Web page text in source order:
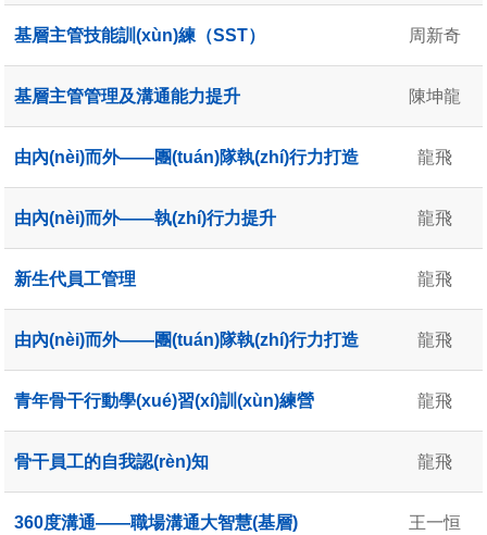
基層主管技能訓(xùn)練（SST） 周新奇
基層主管管理及溝通能力提升 陳坤龍
由內(nèi)而外——團(tuán)隊執(zhí)行力打造 龍飛
由內(nèi)而外——執(zhí)行力提升 龍飛
新生代員工管理 龍飛
由內(nèi)而外——團(tuán)隊執(zhí)行力打造 龍飛
青年骨干行動學(xué)習(xí)訓(xùn)練營 龍飛
骨干員工的自我認(rèn)知 龍飛
360度溝通——職場溝通大智慧(基層) 王一恒